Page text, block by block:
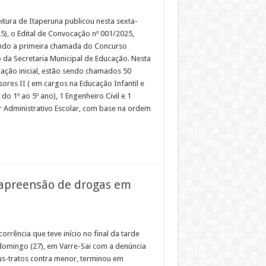
de Itaperuna publicou nesta sexta-
o Edital de Convocação nº 001/2025,
a primeira chamada do Concurso
da Secretaria Municipal de Educação. Nesta
inicial, estão sendo chamados 50
II ( em cargos na Educação Infantil e
1º ao 5º ano), 1 Engenheiro Civil e 1
Administrativo Escolar, com base na ordem
de drogas em
que teve início no final da tarde
(27), em Varre-Sai com a denúncia
tratos contra menor, terminou em